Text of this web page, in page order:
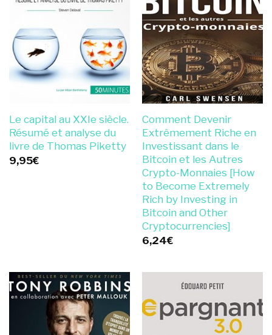
Le capital au XXIe siècle.
Résumé et analyse du
livre de Thomas Piketty
9,95€
Comment Devenir
Extrêmement Riche en
Investissant dans le
Bitcoin et les Autres
Crypto-Monnaies [How
to Become Extremely
Rich by Investing in
Bitcoin and Other
Cryptocurrencies]
6,24€